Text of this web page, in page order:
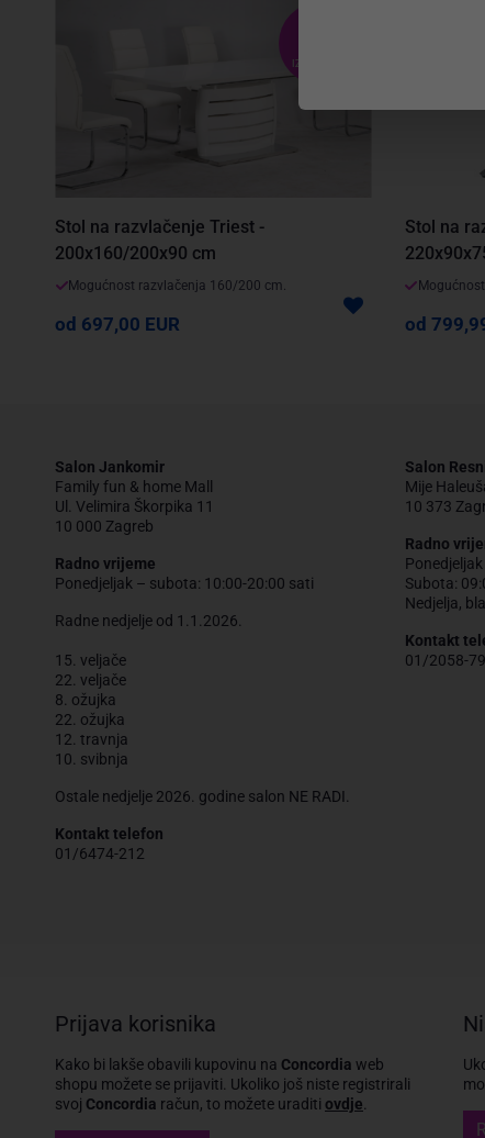
IZBOR BOJA
Stol na razvlačenje Triest -
200x160/200x90 cm
Mogućnost razvlačenja 160/200 cm.
od 697,00 EUR
Stol na
od
Salon Jankomir
Family fun & home Mall
Ul. Velimira Škorpika 11
10 000 Zagreb
Radno vrijeme
Ponedjeljak – subota: 10:00-20:00 sati
Radne nedjelje od 1.1.2026.
15. veljače
22. veljače
8. ožujka
22. ožujka
12. travnja
10. svibnja
Ostale nedjelje 2026. godine salon NE RADI.
Kontakt telefon
01/6474-212
Salon
Mije
10 373
Radno
Subota:
Nedjelja,
Kontakt
01/2058-
Prijava korisnika
Kako bi lakše obavili kupovinu na Concordia web
shopu možete se prijaviti. Ukoliko još niste registrirali
svoj Concordia račun, to možete uraditi ovdje.